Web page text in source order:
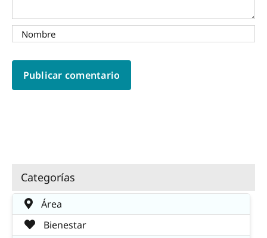
Categorías
Área
Bienestar